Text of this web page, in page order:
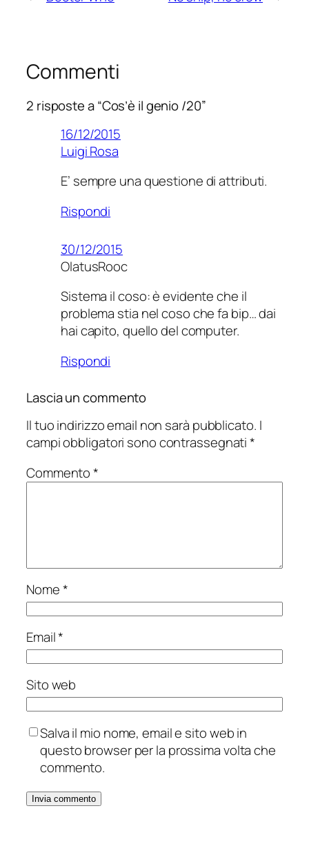
Commenti
2 risposte a “Cos’è il genio /20”
16/12/2015
Luigi Rosa
E’ sempre una questione di attributi.
Rispondi
30/12/2015
OlatusRooc
Sistema il coso: è evidente che il
problema stia nel coso che fa bip… dai
hai capito, quello del computer.
Rispondi
Lascia un commento
Il tuo indirizzo email non sarà pubblicato. I
campi obbligatori sono contrassegnati*
Commento*
Nome*
Email*
Sito web
Salva il mio nome, email e sito web in
questo browser per la prossima volta che
commento.